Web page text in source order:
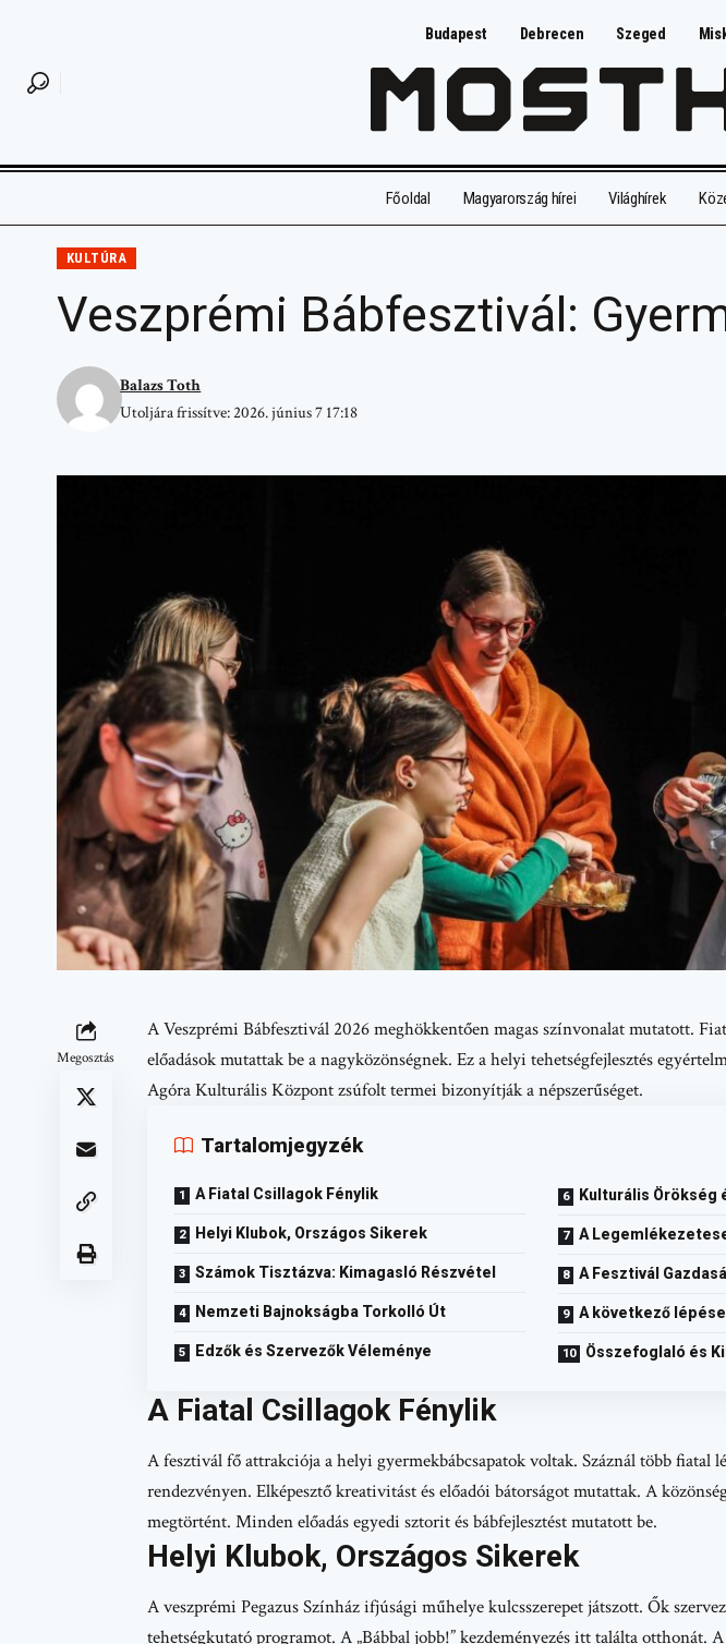
Budapest Debrecen Szeged
Főoldal Magyarország hírei Világhírek
KULTÚRA
Veszprémi Bábfesztivál:
Utoljára frissítve: 2026. június 7 17:18
Balazs Toth
Megosztás
A Veszprémi Bábfesztivál 2026 meghökkentően magas színvonalat mutatott.
előadások mutattak be a nagyközönségnek. Ez a helyi tehetségfejlesztés
Agóra Kulturális Központ zsúfolt termei bizonyítják a népszerűséget.
Tartalomjegyzék
A Fiatal Csillagok Fénylik
Helyi Klubok, Országos Sikerek
Számok Tisztázva: Kimagasló Részvétel
Nemzeti Bajnokságba Torkolló Út
Edzők és Szervezők Véleménye
Kulturális Örökség
A
A Fesztivál
A következő
Összefoglaló és
A Fiatal Csillagok Fénylik
A fesztivál fő attrakciója a helyi gyermekbábcsapatok voltak. Száznál több fiatal
rendezvényen. Elképesztő kreativitást és előadói bátorságot mutattak. A
megtörtént. Minden előadás egyedi sztorit és bábfejlesztést mutatott be.
Helyi Klubok, Országos Sikerek
A veszprémi Pegazus Színház ifjúsági műhelye kulcsszerepet játszott. Ők
tehetségkutató programot. A „Bábbal jobb!” kezdeményezés itt találta otthonát.